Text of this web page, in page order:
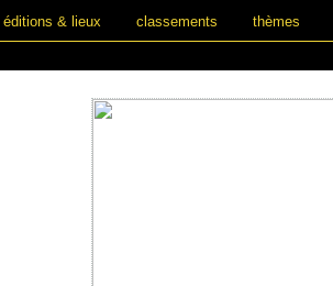
éditions & lieux classements thèmes